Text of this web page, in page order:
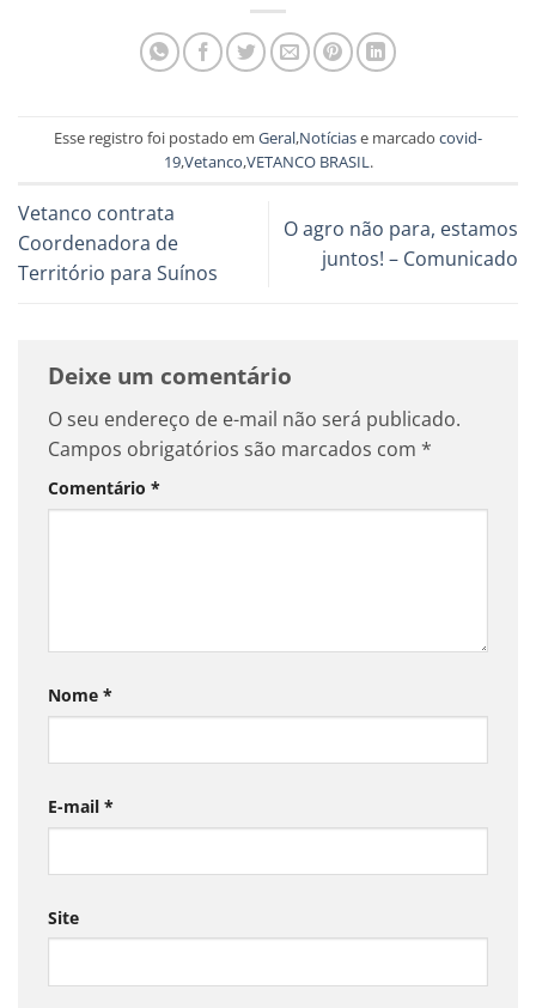
Esse registro foi postado em Geral,Notíciase marcado covid-
19,Vetanco,VETANCO BRASIL .
Vetanco contrata
Coordenadora de
Território para Suínos
O agro não para, estamos
juntos! – Comunicado
Deixe um comentário
O seu endereço de e-mail não será publicado.
Campos obrigatórios são marcados com *
Comentário *
Nome *
E-mail *
Site